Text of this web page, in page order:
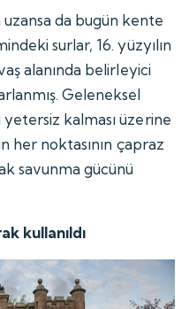
da bugün kente
surlar, 16. yüzyılın
alanında belirleyici
Geleneksel
kalması üzerine
her noktasının çapraz
savunma gücünü
kullanıldı